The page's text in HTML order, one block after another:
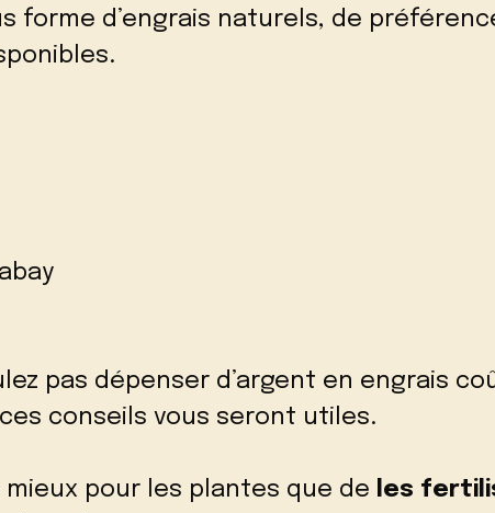
forme d’engrais naturels, de
pas dépenser d’argent en engrais
conseils vous seront utiles.
mieux pour les plantes que de les